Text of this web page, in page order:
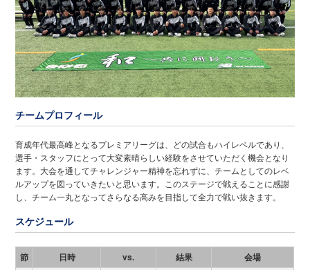
チームプロフィール
育成年代最高峰となるプレミアリーグは、どの試合もハイレベルであり、
選手・スタッフにとって大変素晴らしい経験をさせていただく機会となり
ます。大会を通してチャレンジャー精神を忘れずに、チームとしてのレベ
ルアップを図っていきたいと思います。このステージで戦えることに感謝
し、チーム一丸となってさらなる高みを目指して全力で戦い抜きます。
スケジュール
節 日時 vs. 結果 会場